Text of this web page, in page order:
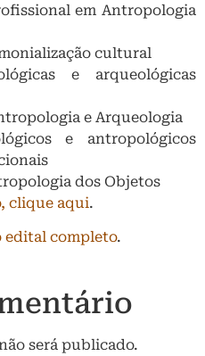
em Antropologia
cultural
e arqueológicas
e Arqueologia
e antropológicos
dos Objetos
clique aqui.
edital completo.
será publicado.